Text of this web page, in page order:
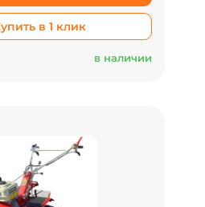
в 1 клик
в наличии